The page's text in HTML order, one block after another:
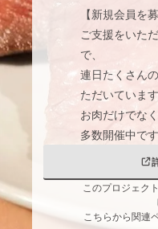
ビジネス・起業
まちづくり・
CAMPFIRE for
CAMPFIREふるさ
【新規会員を
ご支援をいた
で、
連日たくさん
ただいています
お肉だけでな
このプロジェク
こちらから関連